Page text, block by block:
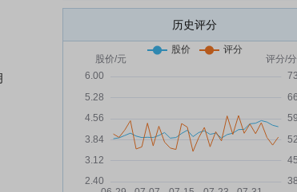
历史评分